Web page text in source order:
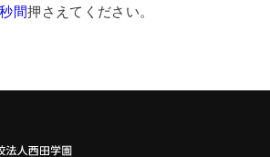
間押さえてください。